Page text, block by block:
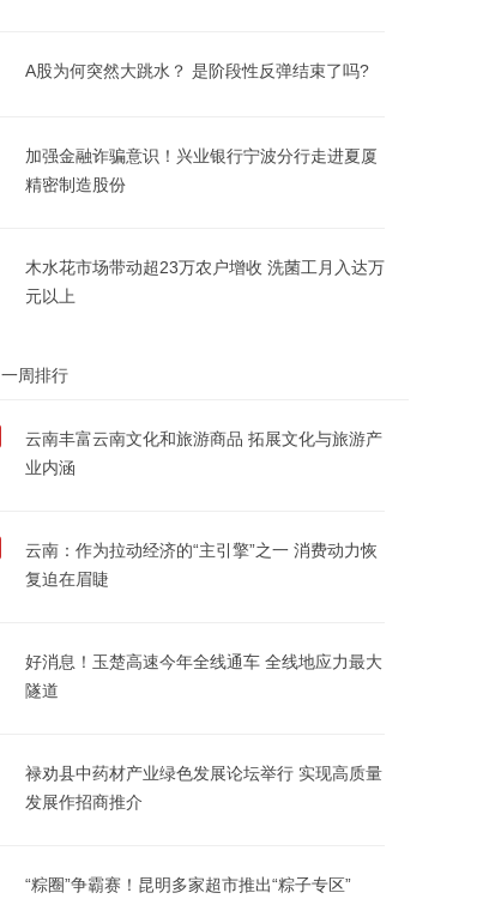
A股为何突然大跳水？ 是阶段性反弹结束了吗?
加强金融诈骗意识！兴业银行宁波分行走进夏厦
精密制造股份
木水花市场带动超23万农户增收 洗菌工月入达万
元以上
一周排行
云南丰富云南文化和旅游商品 拓展文化与旅游产
业内涵
云南：作为拉动经济的“主引擎”之一 消费动力恢
复迫在眉睫
好消息！玉楚高速今年全线通车 全线地应力最大
隧道
禄劝县中药材产业绿色发展论坛举行 实现高质量
发展作招商推介
“粽圈”争霸赛！昆明多家超市推出“粽子专区”